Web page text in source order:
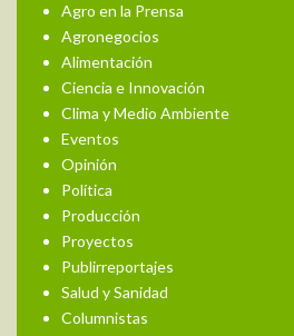
Agro en la Prensa
Agronegocios
Alimentación
Ciencia e Innovación
Clima y Medio Ambiente
Eventos
Opinión
Política
Producción
Proyectos
Publirreportajes
Salud y Sanidad
Columnistas